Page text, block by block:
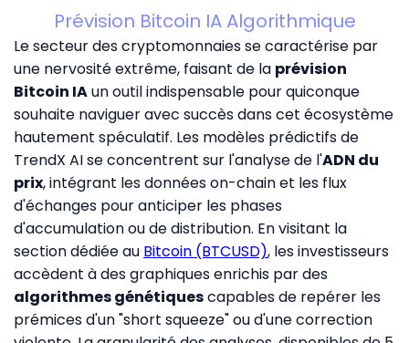
Prévision Bitcoin IA Algorithmique
Le secteur des cryptomonnaies se caractérise par
une nervosité extrême, faisant de la prévision
Bitcoin IAun outil indispensable pour quiconque
souhaite naviguer avec succès dans cet écosystème
hautement spéculatif. Les modèles prédictifs de
TrendX AI se concentrent sur l'analyse de l'ADN du
prix, intégrant les données on-chain et les flux
d'échanges pour anticiper les phases
d'accumulation ou de distribution. En visitant la
section dédiée au Bitcoin (BTCUSD), les investisseurs
accèdent à des graphiques enrichis par des
algorithmes génétiquescapables de repérer les
prémices d'un "short squeeze" ou d'une correction